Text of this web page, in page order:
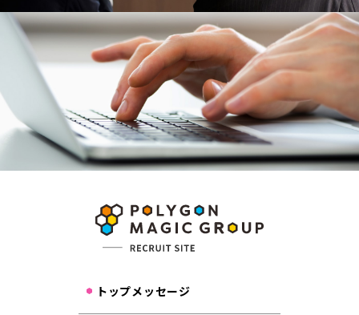
会社説明会
トップメッセージ